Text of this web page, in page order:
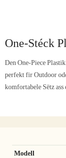
One-Stéck
Den One-Piece
perfekt fir Outdoor
komfortabele Sëtz ass
Modell